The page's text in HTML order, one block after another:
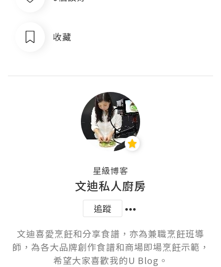
收藏
星級博客
文迪私人廚房
追蹤
文迪喜愛烹飪和分享食譜，亦為兼職烹飪班導
師，為各大品牌創作食譜和商場即場烹飪示範，
希望大家喜歡我的U Blog。